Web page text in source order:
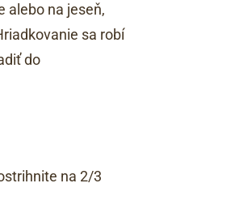
alebo na jeseň,
sa robí
do
na 2/3